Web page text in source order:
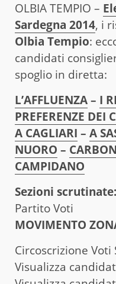
OLBIA TEMPIO –
Sardegna 2014, i
Olbia Tempio:
candidati
spoglio in diretta:
L’AFFLUENZA– I
PREFERENZE DEI
A CAGLIARI – A
NUORO –
CAMPIDANO
Sezioni
Partito Voti
MOVIMENTO
Circoscrizione Voti
Visualizza